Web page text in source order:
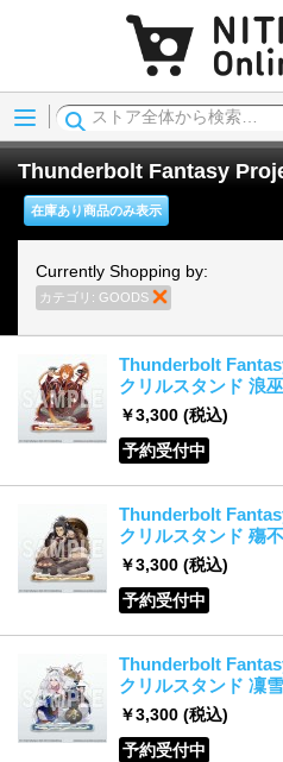
Menu
Thunderbolt Fantasy
在庫あり商品のみ表示
Currently Shopping by:
カテゴリ: GOODS
Thunderbolt
クリルスタンド 浪
￥3,300 (税込)
予約受付中
Thunderbolt
クリルスタンド 殤
￥3,300 (税込)
予約受付中
Thunderbolt
クリルスタンド 凜
￥3,300 (税込)
予約受付中